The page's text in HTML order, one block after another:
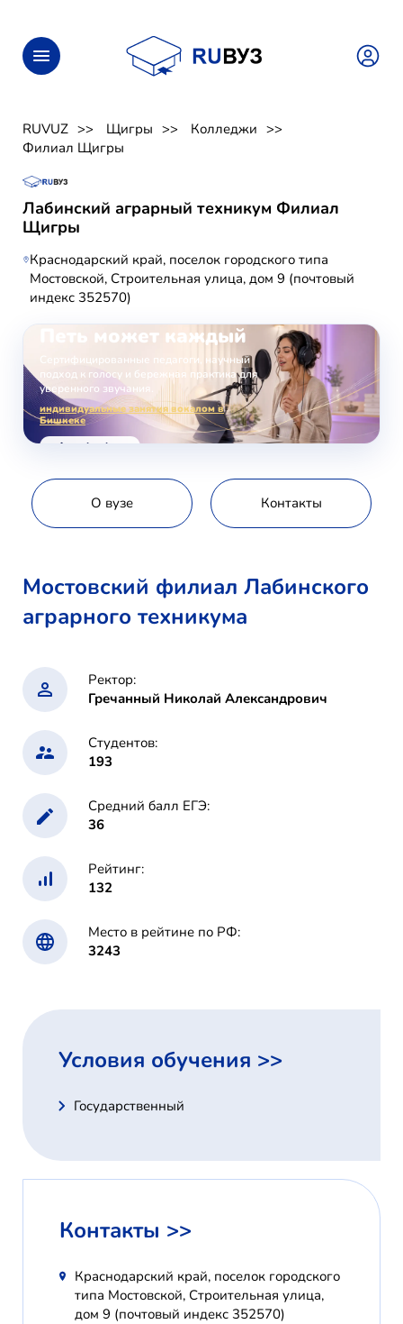
RUVUZ Щигры
Колледжи
Филиал Щигры
Лабинский аграрный техникум Филиал
Щигры
Краснодарский край, поселок городского типа
Мостовской, Строительная улица, дом 9 (почтовый
индекс 352570)
Петь может каждый
Сертифицированные педагоги, научный
подход к голосу и бережная практика для
уверенного звучания.
индивидуальные занятия вокалом в
Бишкеке
voice-school.com
О вузе Контакты
Мостовский филиал Лабинского
аграрного техникума
Ректор:
Гречанный Николай Александрович
Студентов:
193
Средний балл ЕГЭ:
36
Рейтинг:
132
Место в рейтине по РФ:
3243
Условия обучения >>
Государственный
Контакты >>
Краснодарский край, поселок городского
типа Мостовской, Строительная улица,
дом 9 (почтовый индекс 352570)